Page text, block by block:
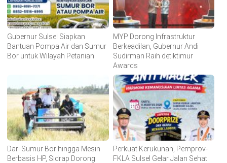
Gubernur Sulsel Siapkan
Bantuan Pompa Air dan Sumur
Bor untuk Wilayah Petanian
MYP Dorong Infrastruktur
Berkeadilan, Gubernur Andi
Sudirman Raih detiktimur
Awards
Dari Sumur Bor hingga Mesin
Berbasis HP, Sidrap Dorong
Perkuat Kerukunan, Pemprov-
FKLA Sulsel Gelar Jalan Sehat